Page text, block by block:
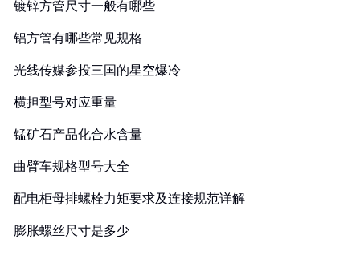
镀锌方管尺寸一般有哪些
铝方管有哪些常见规格
光线传媒参投三国的星空爆冷
横担型号对应重量
锰矿石产品化合水含量
曲臂车规格型号大全
配电柜母排螺栓力矩要求及连接规范详解
膨胀螺丝尺寸是多少